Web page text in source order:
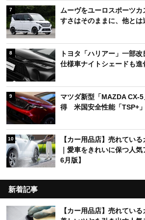
7
ムーヴをユーロスポーツ
すさはそのままに、他とは
8
トヨタ「ハリアー」一部
仕様車ナイトシェードも進
9
マツダ新型「MAZDA CX-
得 米国安全性能「TSP+
10
【カー用品店】売れてい
｜愛車をきれいに保つ人
6月版】
新着記事
【カー用品店】売れてい